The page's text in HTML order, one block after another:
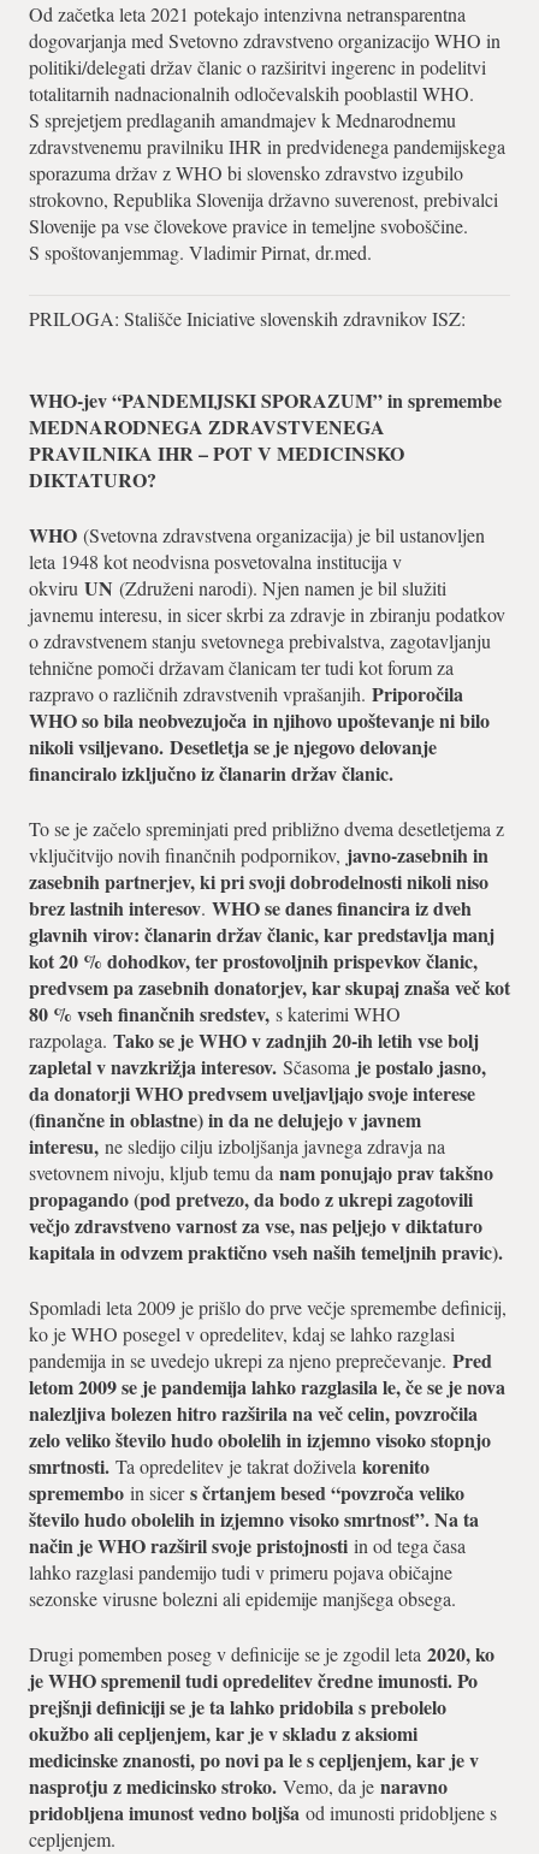
Od začetka leta 2021 potekajo intenzivna netransparentna
dogovarjanja med Svetovno zdravstveno organizacijo WHO in
politiki/delegati držav članic o razširitvi ingerenc in podelitvi
totalitarnih nadnacionalnih odločevalskih pooblastil WHO.
S sprejetjem predlaganih amandmajev k Mednarodnemu
zdravstvenemu pravilniku IHR in predvidenega pandemijskega
sporazuma držav z WHO bi slovensko zdravstvo izgubilo
strokovno, Republika Slovenija državno suverenost, prebivalci
Slovenije pa vse človekove pravice in temeljne svoboščine.
S spoštovanjemmag. Vladimir Pirnat, dr.med.
PRILOGA: Stališče Iniciative slovenskih zdravnikov ISZ:
WHO-jev “PANDEMIJSKI SPORAZUM” in spremembe
MEDNARODNEGA ZDRAVSTVENEGA
PRAVILNIKA IHR – POT V MEDICINSKO
DIKTATURO?
WHO (Svetovna zdravstvena organizacija) je bil ustanovljen
leta 1948 kot neodvisna posvetovalna institucija v
okviru UN (Združeni narodi). Njen namen je bil služiti
javnemu interesu, in sicer skrbi za zdravje in zbiranju podatkov
o zdravstvenem stanju svetovnega prebivalstva, zagotavljanju
tehnične pomoči državam članicam ter tudi kot forum za
razpravo o različnih zdravstvenih vprašanjih. Priporočila
WHO so bila neobvezujoča in njihovo upoštevanje ni bilo
nikoli vsiljevano. Desetletja se je njegovo delovanje
financiralo izključno iz članarin držav članic.
To se je začelo spreminjati pred približno dvema desetletjema z
vključitvijo novih finančnih podpornikov, javno-zasebnih in
zasebnih partnerjev, ki pri svoji dobrodelnosti nikoli niso
brez lastnih interesov. WHO se danes financira iz dveh
glavnih virov: članarin držav članic, kar predstavlja manj
kot 20 % dohodkov, ter prostovoljnih prispevkov članic,
predvsem pa zasebnih donatorjev, kar skupaj znaša več kot
80 % vseh finančnih sredstev, s katerimi WHO
razpolaga. Tako se je WHO v zadnjih 20-ih letih vse bolj
zapletal v navzkrižja interesov. Sčasoma je postalo jasno,
da donatorji WHO predvsem uveljavljajo svoje interese
(finančne in oblastne) in da ne delujejo v javnem
interesu, ne sledijo cilju izboljšanja javnega zdravja na
svetovnem nivoju, kljub temu da nam ponujajo prav takšno
propagando (pod pretvezo, da bodo z ukrepi zagotovili
večjo zdravstveno varnost za vse, nas peljejo v diktaturo
kapitala in odvzem praktično vseh naših temeljnih pravic).
Spomladi leta 2009 je prišlo do prve večje spremembe definicij,
ko je WHO posegel v opredelitev, kdaj se lahko razglasi
pandemija in se uvedejo ukrepi za njeno preprečevanje. Pred
letom 2009 se je pandemija lahko razglasila le, če se je nova
nalezljiva bolezen hitro razširila na več celin, povzročila
zelo veliko število hudo obolelih in izjemno visoko stopnjo
smrtnosti. Ta opredelitev je takrat doživela korenito
spremembo in sicers črtanjem besed “povzroča veliko
število hudo obolelih in izjemno visoko smrtnost”. Na ta
način je WHO razširil svoje pristojnosti in od tega časa
lahko razglasi pandemijo tudi v primeru pojava običajne
sezonske virusne bolezni ali epidemije manjšega obsega.
Drugi pomemben poseg v definicije se je zgodil leta 2020, ko
je WHO spremenil tudi opredelitev čredne imunosti. Po
prejšnji definiciji se je ta lahko pridobila s prebolelo
okužbo ali cepljenjem, kar je v skladu z aksiomi
medicinske znanosti, po novi pa le s cepljenjem, kar je v
nasprotju z medicinsko stroko. Vemo, da je naravno
pridobljena imunost vedno boljša od imunosti pridobljene s
cepljenjem.